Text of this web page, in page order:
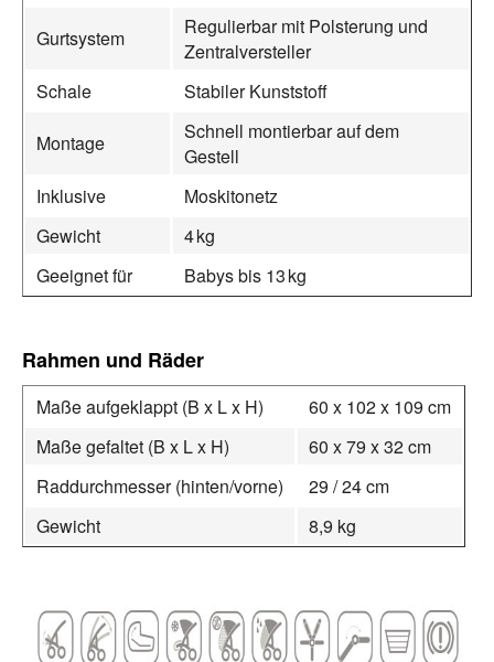
Gurtsystem
Regulierbar mit Polsterung und
Zentralversteller
Schale
Stabiler Kunststoff
Montage
Schnell montierbar auf dem
Gestell
Inklusive
Moskitonetz
Gewicht
4 kg
Geeignet für
Babys bis 13 kg
Rahmen und Räder
Maße aufgeklappt (B x L x H)
60 x 102 x 109 cm
Maße gefaltet (B x L x H)
60 x 79 x 32 cm
Raddurchmesser (hinten/vorne)
29 / 24 cm
Gewicht
8,9 kg